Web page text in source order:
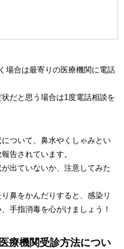
場合は最寄りの医療機関に電話
だと思う場合は1度電話相談を
ついて、鼻水やくしゃみとい
告されています。
出ていないか、注意してみた
鼻をかんだりすると、感染リ
手指消毒を心がけましょう！
療機関受診方法につい